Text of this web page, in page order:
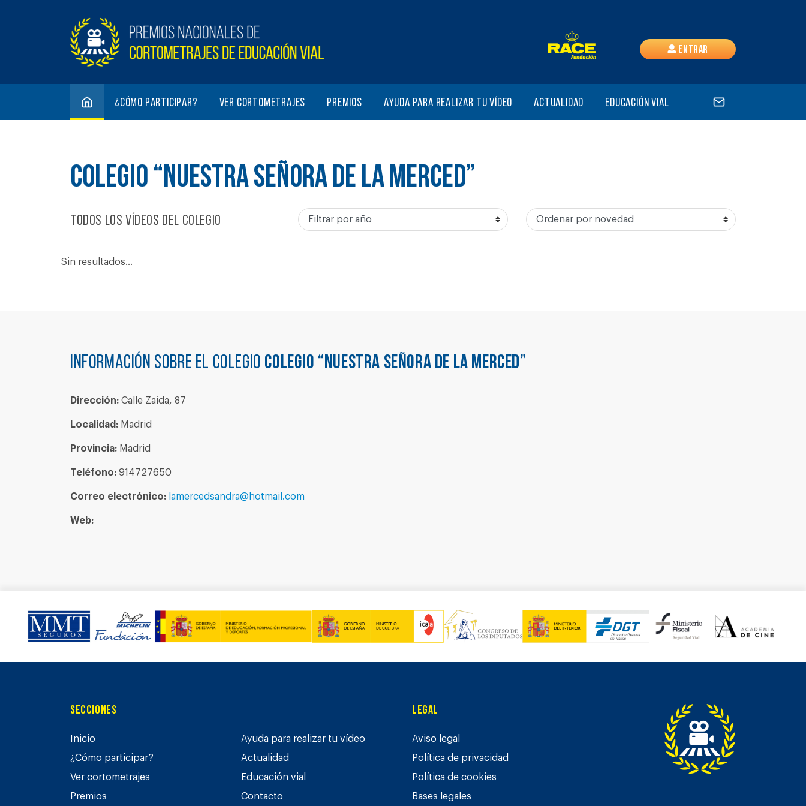
Entrar
¿Cómo participar? Ver cortometrajes Premios Ayuda para realizar tu vídeo Actualidad Educación vial
COLEGIO “NUESTRA SEÑORA DE LA MERCED”
Todos los vídeos del colegio
Sin resultados...
Información sobre el colegio COLEGIO “NUESTRA SEÑORA DE LA MERCED”
Dirección: Calle Zaida, 87
Localidad: Madrid
Provincia: Madrid
Teléfono: 914727650
Correo electrónico: lamercedsandra@hotmail.com
Web:
Secciones
Inicio
¿Cómo participar?
Ver cortometrajes
Premios
Ayuda para realizar tu vídeo
Actualidad
Educación vial
Contacto
Legal
Aviso legal
Política de privacidad
Política de cookies
Bases legales